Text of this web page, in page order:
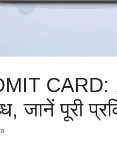
CARD:
जानें पूरी